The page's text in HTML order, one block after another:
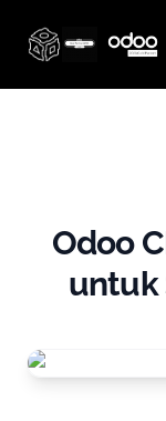
Thinq Technology
Odoo
untuk